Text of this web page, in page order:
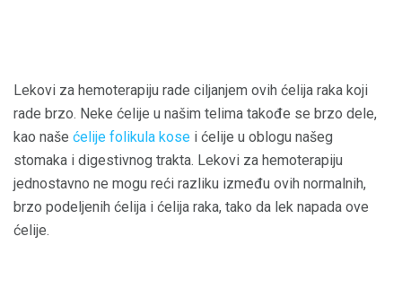
Lekovi za hemoterapiju rade ciljanjem ovih ćelija raka koji
rade brzo. Neke ćelije u našim telima takođe se brzo dele,
kao naše ćelije folikula kose i ćelije u oblogu našeg
stomaka i digestivnog trakta. Lekovi za hemoterapiju
jednostavno ne mogu reći razliku između ovih normalnih,
brzo podeljenih ćelija i ćelija raka, tako da lek napada ove
ćelije.